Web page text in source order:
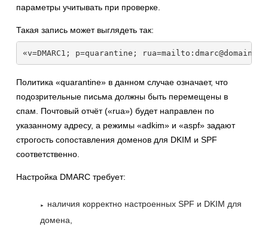
параметры учитывать при проверке.
Такая запись может выглядеть так:
«v=DMARC1; p=quarantine;
Политика «quarantine» в данном случае означает, что
подозрительные письма должны быть перемещены в
спам. Почтовый отчёт («rua») будет направлен по
указанному адресу, а режимы «adkim» и «aspf» задают
строгость сопоставления доменов для DKIM и SPF
соответственно.
Настройка DMARC требует:
наличия корректно настроенных SPF и DKIM для
домена,